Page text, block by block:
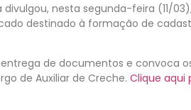
nesta segunda-feira (11/
destinado à formação de
de documentos e convoca
de Auxiliar de Creche. Clique aqui